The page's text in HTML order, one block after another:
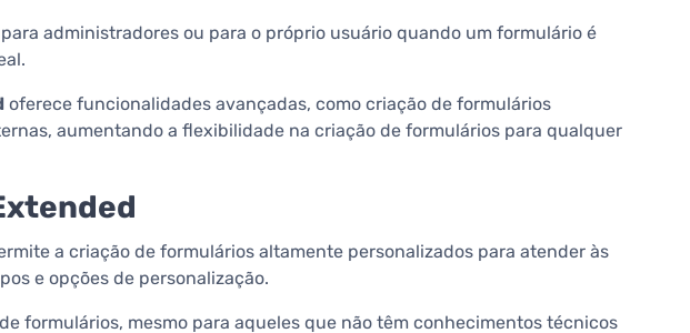
administradores ou para o próprio usuário quando um formulário é
oferece funcionalidades avançadas, como criação de formulários
aumentando a flexibilidade na criação de formulários para qualquer
a criação de formulários altamente personalizados para atender às
e opções de personalização.
formulários, mesmo para aqueles que não têm conhecimentos técnicos